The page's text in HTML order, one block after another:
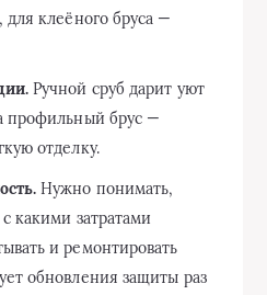
для клеёного бруса —
Ручной сруб дарит уют
профильный брус —
отделку.
Нужно понимать,
какими затратами
и ремонтировать
обновления защиты раз